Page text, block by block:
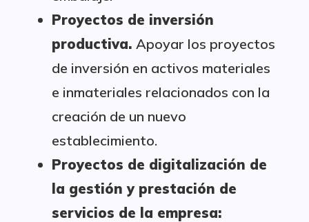
Proyectos de inversión
productiva. Apoyar los proyectos
de inversión en activos materiales
e inmateriales relacionados con la
creación de un nuevo
establecimiento.
Proyectos de digitalización de
la gestión y prestación de
servicios de la empresa: